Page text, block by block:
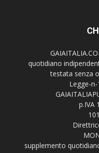
quotidiano
testata senza
Legge-
p.IVA
supplemento